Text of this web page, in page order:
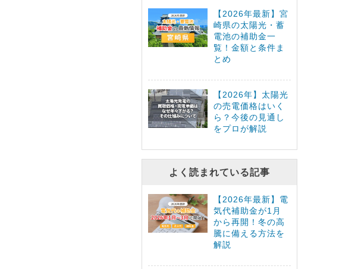
【2026年最新】宮
崎県の太陽光・蓄
電池の補助金一
覧！金額と条件ま
とめ
【2026年】太陽光
の売電価格はいく
ら？今後の見通し
をプロが解説
よく読まれている記事
【2026年最新】電
気代補助金が1月
から再開！冬の高
騰に備える方法を
解説